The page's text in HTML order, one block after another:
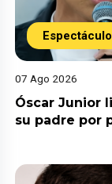
07 Ago 2026
Óscar Junior
su padre por